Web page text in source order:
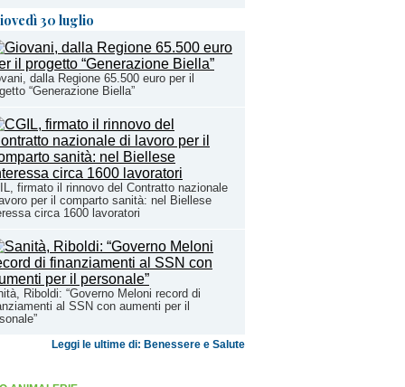
30 luglio
dalla Regione 65.500 euro per il
“Generazione Biella”
firmato il rinnovo del Contratto nazionale
per il comparto sanità: nel Biellese
circa 1600 lavoratori
Riboldi: “Governo Meloni record di
al SSN con aumenti per il
Leggi le ultime di: Benessere e Salute